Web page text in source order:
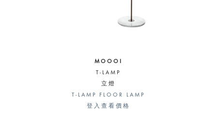
MOOOI
T-LAMP
立燈
T-LAMP FLOOR LAMP
登入查看價格